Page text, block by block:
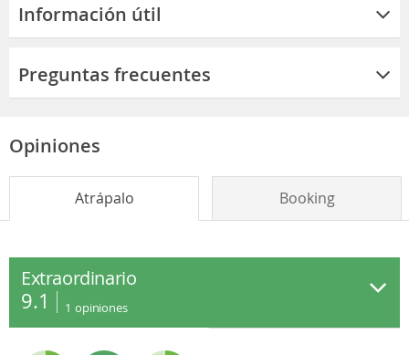
Información útil
Preguntas frecuentes
Opiniones
Atrápalo Booking
Extraordinario
9.1 1 opiniones